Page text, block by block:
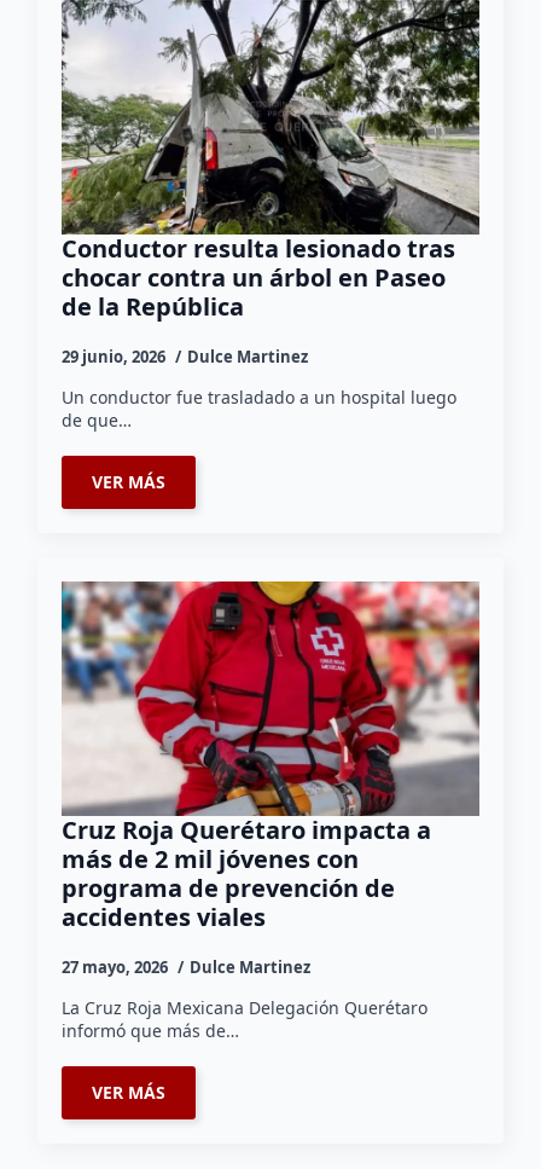
Conductor resulta lesionado tras
chocar contra un árbol en Paseo
de la República
29 junio, 2026 Dulce Martinez
Un conductor fue trasladado a un hospital luego
de que…
VER MÁS
Cruz Roja Querétaro impacta a
más de 2 mil jóvenes con
programa de prevención de
accidentes viales
27 mayo, 2026 Dulce Martinez
La Cruz Roja Mexicana Delegación Querétaro
informó que más de…
VER MÁS